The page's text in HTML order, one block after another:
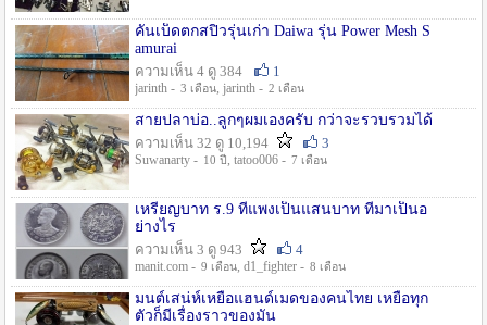
คันเบ็ดตกสปิ๋วรุ่นเก่า Daiwa รุ่น Power Mesh S
amurai
ความเห็น 4 ดู 384
1
jarinth - 3 เดือน, jarinth - 2 เดือน
สายปลาบ่อ..ลูกๆผมเองครับ กว่าจะรวบรวมได้
ความเห็น 32 ดู 10,194
3
Suwanarty - 10 ปี , tatoo006 - 7 เดือน
เหรียญบาท ร.9 ที่แพงเป็นแสนบาท ที่มาเป็นอ
ย่างไร
ความเห็น 3 ดู 943
4
manit.com - 9 เดือน, d1_fighter - 8 เดือน
มนต์เสน่ห์เหยื่อแฮนด์เมดของคนไทย เหยื่อทุก
ตัวก็มีเรื่องราวของมัน